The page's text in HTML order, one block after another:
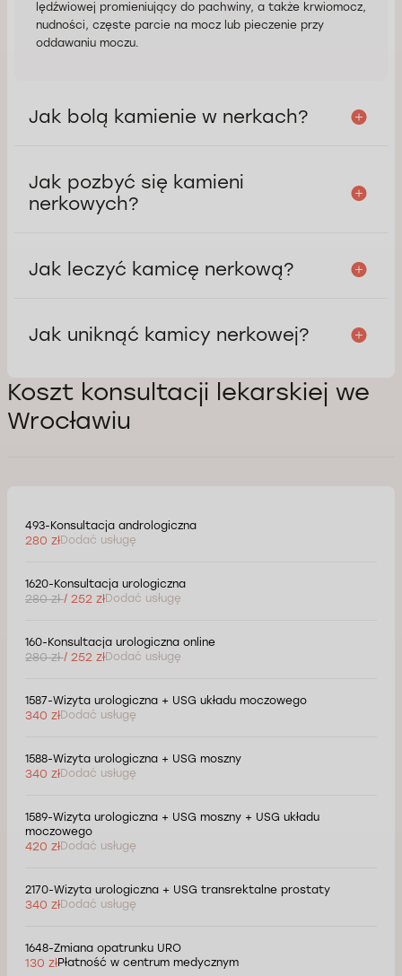
lędźwiowej promieniujący do pachwiny, a także krwiomocz,
nudności, częste parcie na mocz lub pieczenie przy
oddawaniu moczu.
Jak bolą kamienie w nerkach?
Jak pozbyć się kamieni
nerkowych?
Jak leczyć kamicę nerkową?
Jak uniknąć kamicy nerkowej?
Koszt konsultacji lekarskiej we
Wrocławiu
493-Konsultacja andrologiczna
280 złDodać usługę
1620-Konsultacja urologiczna
280 zł/ 252 złDodać usługę
160-Konsultacja urologiczna online
280 zł/ 252 złDodać usługę
1587-Wizyta urologiczna + USG układu moczowego
340 złDodać usługę
1588-Wizyta urologiczna + USG moszny
340 złDodać usługę
1589-Wizyta urologiczna + USG moszny + USG układu
moczowego
420 złDodać usługę
2170-Wizyta urologiczna + USG transrektalne prostaty
340 złDodać usługę
1648-Zmiana opatrunku URO
130 złPłatność w centrum medycznym